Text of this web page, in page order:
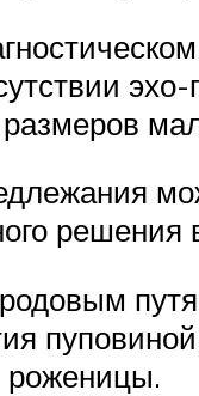
размеров
родовым
роженицы.